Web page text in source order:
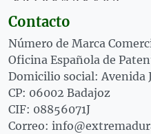
Contacto
Número de Marca
Oficina Española de
Domicilio social: Avenida
CP: 06002 Badajoz
CIF: 08856071J
Correo: